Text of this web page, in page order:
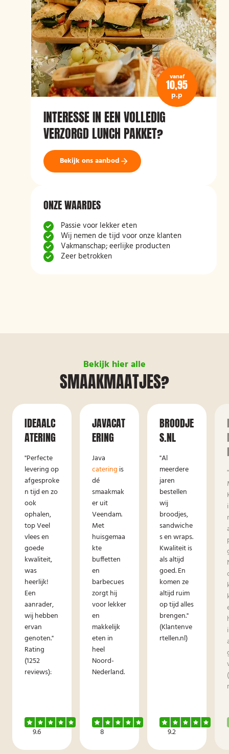
vanaf
10,95
p.p
INTERESSE IN EEN VOLLEDIG
VERZORGD LUNCH PAKKET?
Bekijk ons aanbod
ONZE WAARDES
Passie voor lekker eten
Wij nemen de tijd voor onze klanten
Vakmanschap; eerlijke producten
Zeer betrokken
Bekijk hier alle
SMAAKMAATJES?
IDEAALC
ATERING
"Perfecte
levering op
afgesproke
n tijd en zo
ook
ophalen,
top Veel
vlees en
goede
kwaliteit,
was
heerlijk!
Een
aanrader,
wij hebben
ervan
genoten."
Rating
(1252
reviews):
9.6
JAVACAT
ERING
Java
catering is
dé
smaakmak
er uit
Veendam.
Met
huisgemaa
kte
buffetten
en
barbecues
zorgt hij
voor lekker
en
makkelijk
eten in
heel
Noord-
Nederland.
8
BROODJE
S.NL
"Al
meerdere
jaren
bestellen
wij
broodjes,
sandwiche
s en wraps.
Kwaliteit is
als altijd
goed. En
komen ze
altijd ruim
op tijd alles
brengen."
(Klantenve
rtellen.nl)
9.2